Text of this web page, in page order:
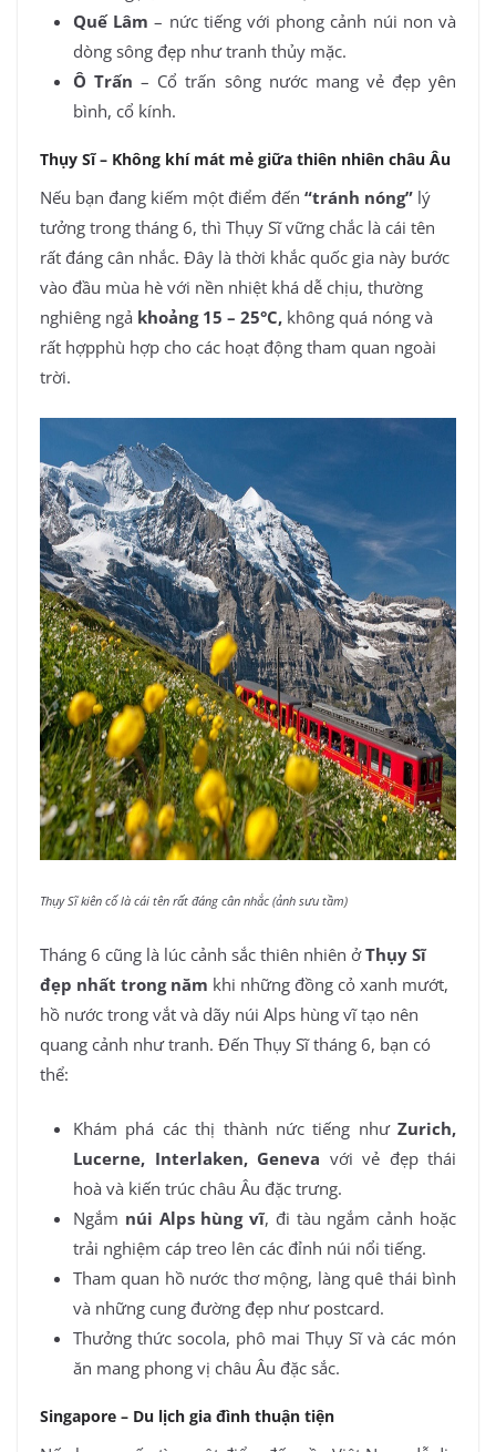
Quế Lâm – nức tiếng với phong cảnh núi non và
dòng sông đẹp như tranh thủy mặc.
Ô Trấn – Cổ trấn sông nước mang vẻ đẹp yên
bình, cổ kính.
Thụy Sĩ – Không khí mát mẻ giữa thiên nhiên châu Âu
Nếu bạn đang kiếm một điểm đến “tránh nóng” lý
tưởng trong tháng 6, thì Thụy Sĩ vững chắc là cái tên
rất đáng cân nhắc. Đây là thời khắc quốc gia này bước
vào đầu mùa hè với nền nhiệt khá dễ chịu, thường
nghiêng ngả khoảng 15 – 25°C, không quá nóng và
rất hợpphù hợp cho các hoạt động tham quan ngoài
trời.
Thụy Sĩ kiên cố là cái tên rất đáng cân nhắc (ảnh sưu tầm)
Tháng 6 cũng là lúc cảnh sắc thiên nhiên ở Thụy Sĩ
đẹp nhất trong năm khi những đồng cỏ xanh mướt,
hồ nước trong vắt và dãy núi Alps hùng vĩ tạo nên
quang cảnh như tranh. Đến Thụy Sĩ tháng 6, bạn có
thể:
Khám phá các thị thành nức tiếng như Zurich,
Lucerne, Interlaken, Geneva với vẻ đẹp thái
hoà và kiến trúc châu Âu đặc trưng.
Ngắm núi Alps hùng vĩ, đi tàu ngắm cảnh hoặc
trải nghiệm cáp treo lên các đỉnh núi nổi tiếng.
Tham quan hồ nước thơ mộng, làng quê thái bình
và những cung đường đẹp như postcard.
Thưởng thức socola, phô mai Thụy Sĩ và các món
ăn mang phong vị châu Âu đặc sắc.
Singapore – Du lịch gia đình thuận tiện